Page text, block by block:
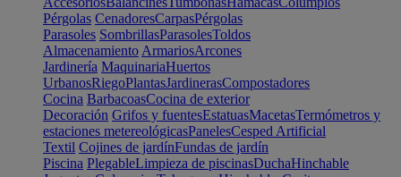
Pérgolas CenadoresCarpasPérgolas
Parasoles SombrillasParasolesToldos
Almacenamiento ArmariosArcones
Jardinería MaquinariaHuertos
UrbanosRiegoPlantasJardinerasCompostadores
Cocina BarbacoasCocina de exterior
Decoración Grifos y fuentesEstatuasMacetasTermómetros y
estaciones metereológicasPanelesCesped Artificial
Textil Cojines de jardínFundas de jardín
Piscina PlegableLimpieza de piscinasDuchaHinchable